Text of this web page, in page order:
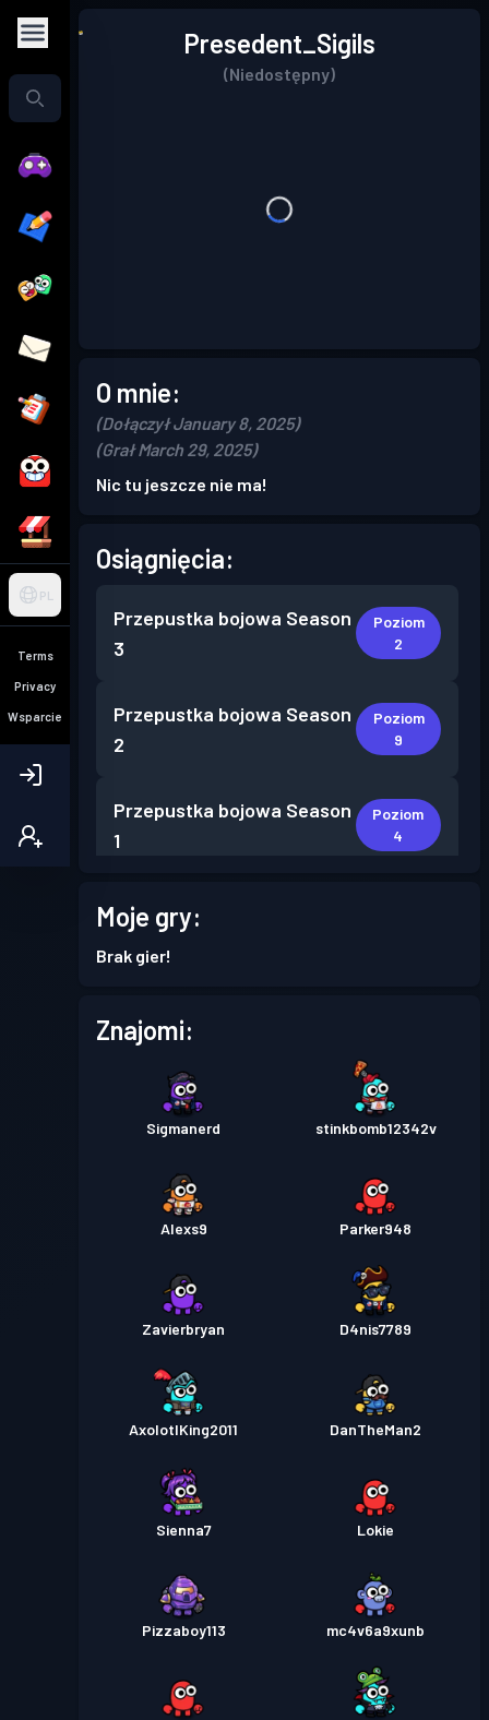
PL
Terms
Privacy
Wsparcie
Presedent_Sigils
(Niedostępny)
O mnie:
(Dołączył January 8, 2025)
(Grał March 29, 2025)
Nic tu jeszcze nie ma!
Osiągnięcia:
Przepustka bojowa Season
3
Poziom
2
Przepustka bojowa Season
2
Poziom
9
Przepustka bojowa Season
1
Poziom
4
Moje gry:
Brak gier!
Znajomi:
Sigmanerd stinkbomb12342v
Alexs9 Parker948
Zavierbryan D4nis7789
AxolotlKing2011 DanTheMan2
Sienna7 Lokie
Pizzaboy113 mc4v6a9xunb